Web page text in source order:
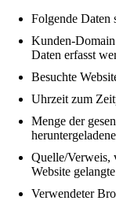
Folgende Daten
Kunden-
Daten erfasst
Besuchte
Uhrzeit zum
Menge der
Quelle/Verweis,
Website gelangte
Verwendeter